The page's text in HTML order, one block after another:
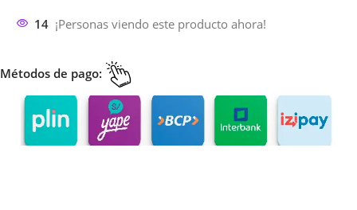
14 ¡Personas viendo este producto ahora!
Métodos de pago: